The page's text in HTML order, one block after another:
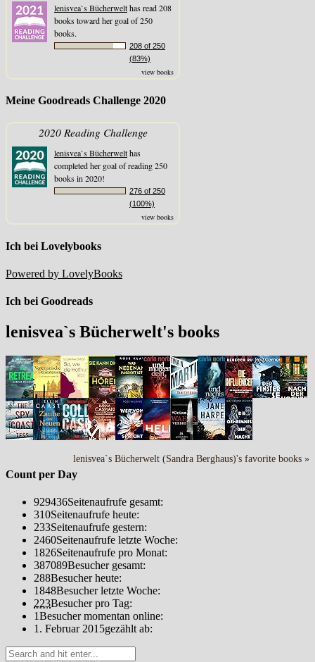
lenisvea`s Bücherwelthas read 208
books toward her goal of 250
books.
208 of 250
(83%)
view books
Meine Goodreads Challenge 2020
2020 Reading Challenge
lenisvea`s Bücherwelthas
completed her goal of reading 250
books in 2020!
276 of 250
(100%)
view books
Ich bei Lovelybooks
Powered by LovelyBooks
Ich bei Goodreads
lenisvea`s Bücherwelt's books
lenisvea`s Bücherwelt (Sandra Berghaus)'s favorite books »
Count per Day
929436Seitenaufrufe gesamt:
310Seitenaufrufe heute:
233Seitenaufrufe gestern:
2460Seitenaufrufe letzte Woche:
1826Seitenaufrufe pro Monat:
387089Besucher gesamt:
288Besucher heute:
1848Besucher letzte Woche:
223Besucher pro Tag:
1Besucher momentan online:
1. Februar 2015gezählt ab: